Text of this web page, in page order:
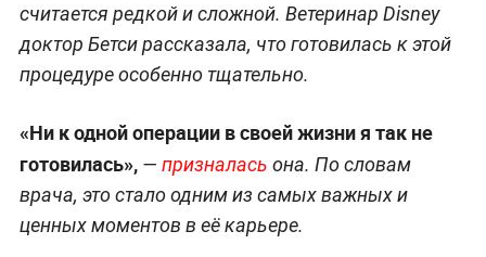
считается редкой и сложной. Ветеринар Disney
доктор Бетси рассказала, что готовилась к этой
процедуре особенно тщательно.
«Ни к одной операции в своей жизни я так не
готовилась», — призналась она. По словам
врача, это стало одним из самых важных и
ценных моментов в её карьере.